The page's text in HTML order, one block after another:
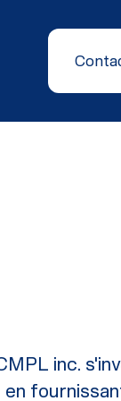
inc.